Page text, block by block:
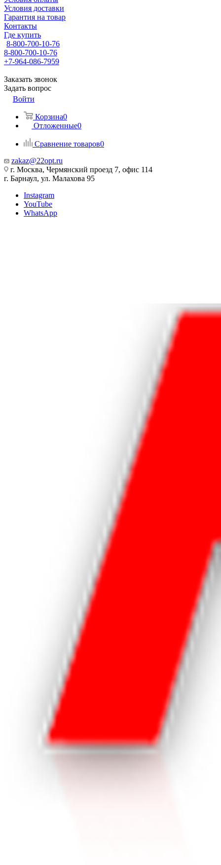
Условия доставки
Гарантия на товар
Контакты
Где купить
8-800-700-10-76
8-800-700-10-76
+7-964-086-7959
Заказать звонок
Задать вопрос
Войти
Корзина0
Отложенные0
Сравнение товаров0
zakaz@22opt.ru
г. Москва, Чермянский проезд 7, офис 114
г. Барнаул, ул. Малахова 95
Instagram
YouTube
WhatsApp